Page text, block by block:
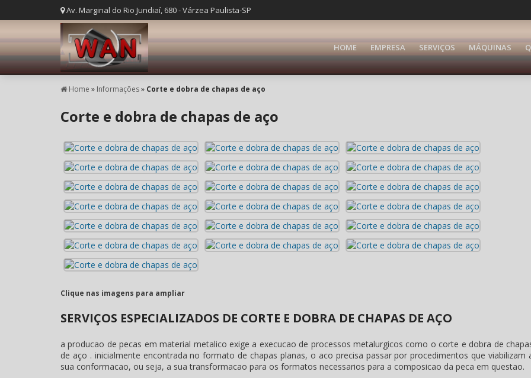
Av. Marginal do Rio Jundiaí, 680 - Várzea Paulista-SP
HOME EMPRESA SERVIÇOS MÁQUINAS
Home » Informações» Corte e dobra de chapas de aço
Corte e dobra de chapas de aço
Clique nas imagens para ampliar
SERVIÇOS ESPECIALIZADOS DE CORTE E DOBRA DE CHAPAS DE AÇO
a producao de pecas em material metalico exige a execucao de processos metalurgicos como o corte e dobra de
de aço . inicialmente encontrada no formato de chapas planas, o aco precisa passar por procedimentos que viabilizam
sua conformacao, ou seja, a sua transformacao para os formatos necessarios para a composicao da peca em questao.